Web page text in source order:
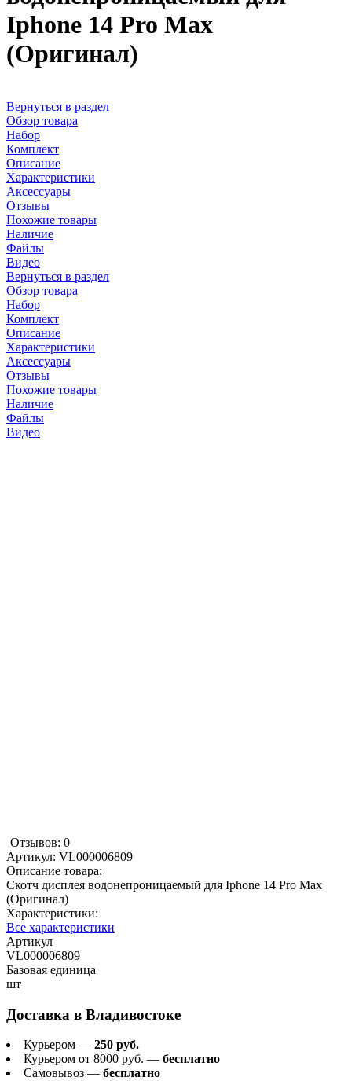
Iphone 14 Pro Max
(Оригинал)
Вернуться в раздел
Обзор товара
Набор
Комплект
Описание
Характеристики
Аксессуары
Отзывы
Похожие товары
Наличие
Файлы
Видео
Вернуться в раздел
Обзор товара
Набор
Комплект
Описание
Характеристики
Аксессуары
Отзывы
Похожие товары
Наличие
Файлы
Видео
Отзывов: 0
Артикул: VL000006809
Описание товара:
Скотч дисплея водонепроницаемый для Iphone 14 Pro Max
(Оригинал)
Характеристики:
Все характеристики
Артикул
VL000006809
Базовая единица
шт
Доставка в Владивостоке
Курьером — 250 руб.
Курьером от 8000 руб. — бесплатно
Самовывоз — бесплатно